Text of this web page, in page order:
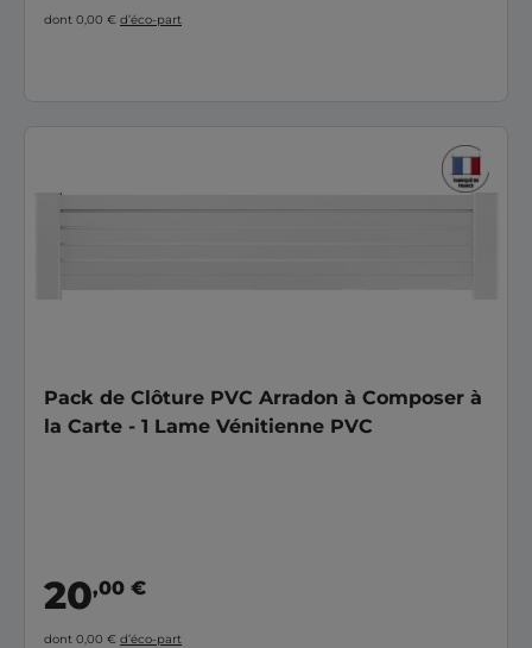
dont 0,00 € d’éco-part
Pack de Clôture PVC Arradon à Composer à
la Carte - 1 Lame Vénitienne PVC
20,00 €
dont 0,00 € d’éco-part